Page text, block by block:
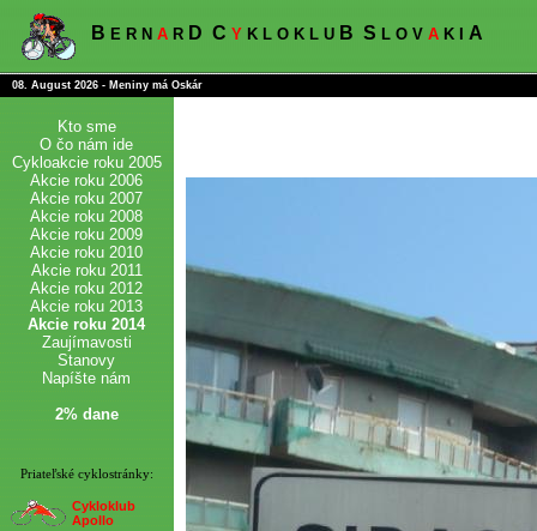
B E R N A R D C Y K L O K L U B S L O V A K I A
08. August 2026 - Meniny má Oskár
Kto sme
O čo nám ide
Cykloakcie roku 2005
Akcie roku 2006
Akcie roku 2007
Akcie roku 2008
Akcie roku 2009
Akcie roku 2010
Akcie roku 2011
Akcie roku 2012
Akcie roku 2013
Akcie roku 2014
Zaujímavosti
Stanovy
Napíšte nám
2% dane
Priateľské cyklostránky:
Cykloklub
Apollo